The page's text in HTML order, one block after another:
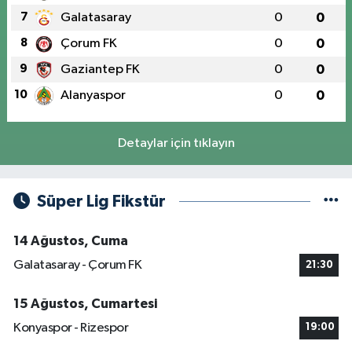
7 Galatasaray 0 0
8 Çorum FK 0 0
9 Gaziantep FK 0 0
10 Alanyaspor 0 0
Detaylar için tıklayın
Süper Lig Fikstür
14 Ağustos, Cuma
Galatasaray - Çorum FK
21:30
15 Ağustos, Cumartesi
Konyaspor - Rizespor
19:00